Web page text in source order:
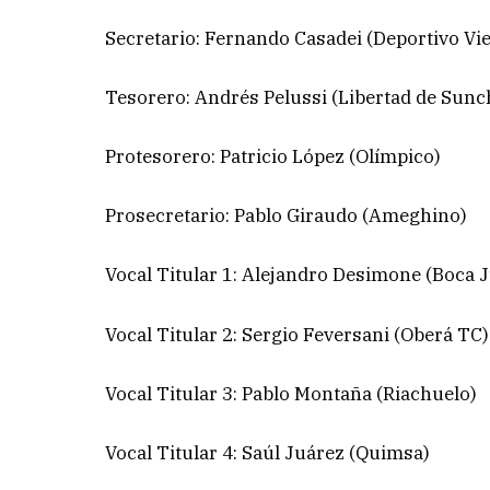
Secretario: Fernando Casadei (Deportivo
Tesorero: Andrés Pelussi (Libertad de
Protesorero: Patricio López (Olímpico)
Prosecretario: Pablo Giraudo (Ameghino)
Vocal Titular 1: Alejandro Desimone (Boca
Vocal Titular 2: Sergio Feversani (Oberá TC)
Vocal Titular 3: Pablo Montaña (Riachuelo)
Vocal Titular 4: Saúl Juárez (Quimsa)